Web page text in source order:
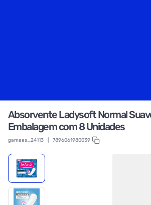
Absorvente Ladysoft Normal
Embalagem com 8 Unidades
gamaes_24113 7896061980039